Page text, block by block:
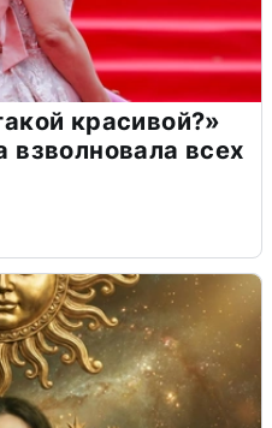
красивой?»
взволновала всех